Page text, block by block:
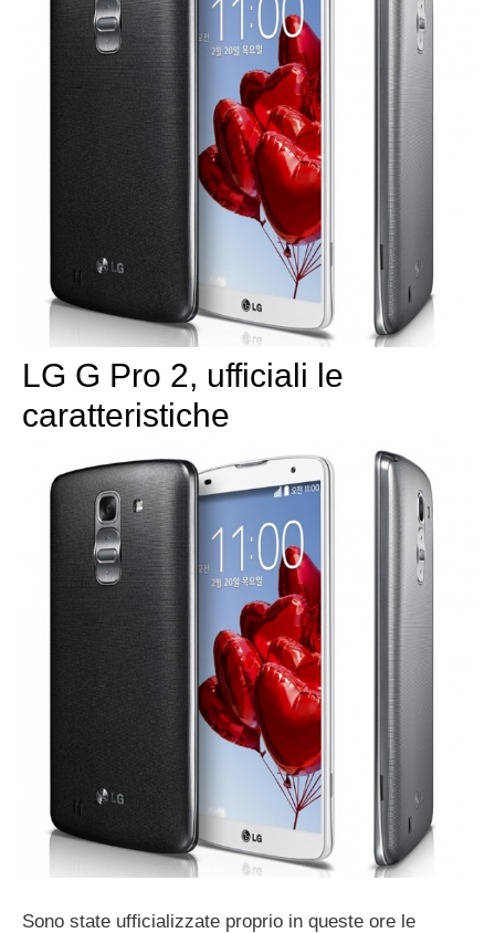
LG G Pro 2, ufficiali le
caratteristiche
Sono state ufficializzate proprio in queste ore le